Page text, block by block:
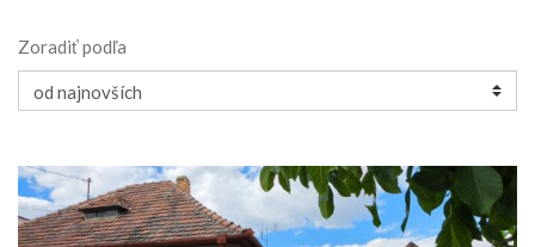
Zoradiť podľa